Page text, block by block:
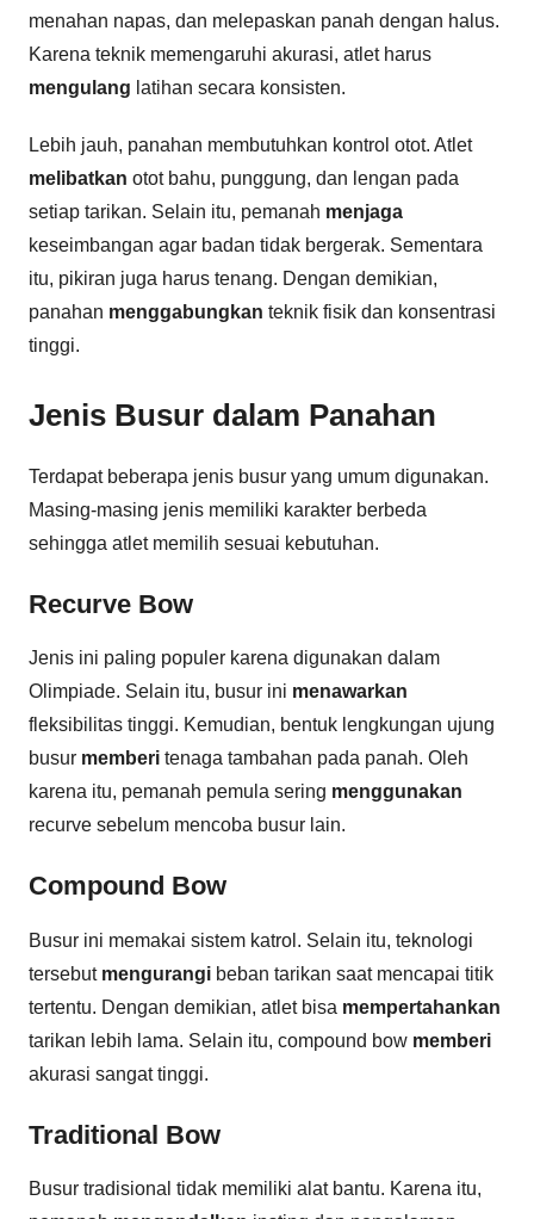
menahan napas, dan melepaskan panah dengan halus.
Karena teknik memengaruhi akurasi, atlet harus
mengulang latihan secara konsisten.
Lebih jauh, panahan membutuhkan kontrol otot. Atlet
melibatkan otot bahu, punggung, dan lengan pada
setiap tarikan. Selain itu, pemanah menjaga
keseimbangan agar badan tidak bergerak. Sementara
itu, pikiran juga harus tenang. Dengan demikian,
panahan menggabungkan teknik fisik dan konsentrasi
tinggi.
Jenis Busur dalam Panahan
Terdapat beberapa jenis busur yang umum digunakan.
Masing-masing jenis memiliki karakter berbeda
sehingga atlet memilih sesuai kebutuhan.
Recurve Bow
Jenis ini paling populer karena digunakan dalam
Olimpiade. Selain itu, busur ini menawarkan
fleksibilitas tinggi. Kemudian, bentuk lengkungan ujung
busur memberi tenaga tambahan pada panah. Oleh
karena itu, pemanah pemula sering menggunakan
recurve sebelum mencoba busur lain.
Compound Bow
Busur ini memakai sistem katrol. Selain itu, teknologi
tersebut mengurangi beban tarikan saat mencapai titik
tertentu. Dengan demikian, atlet bisa mempertahankan
tarikan lebih lama. Selain itu, compound bow memberi
akurasi sangat tinggi.
Traditional Bow
Busur tradisional tidak memiliki alat bantu. Karena itu,